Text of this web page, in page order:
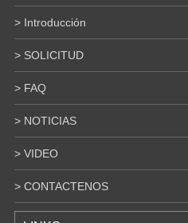
> Introducción
> SOLICITUD
> FAQ
> NOTICIAS
> VIDEO
> CONTACTENOS